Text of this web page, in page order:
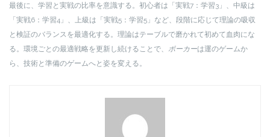
最後に、学習と実戦の比率を意識する。初心者は「実戦7：学習3」、中級は
「実戦6：学習4」、上級は「実戦5：学習5」など、段階に応じて理論の吸収
と検証のバランスを最適化する。理論はテーブルで磨かれて初めて血肉にな
る。環境ごとの最適戦略を更新し続けることで、 ポーカーは運のゲームか
ら、技術と準備のゲームへと姿を変える。